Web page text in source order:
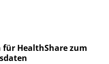
HealthShare zum